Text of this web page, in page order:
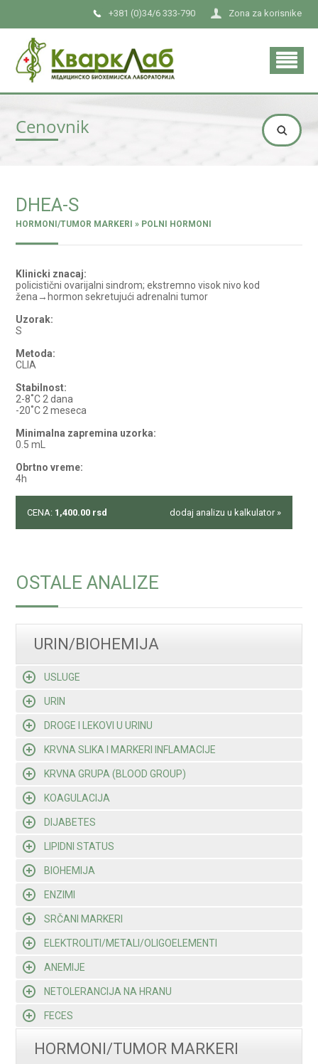
Zona za korisnike
+381 (0)34/6 333-790
Cenovnik
DHEA-S
HORMONI/TUMOR MARKERI » POLNI HORMONI
Klinicki znacaj:
policistični ovarijalni sindrom; ekstremno visok nivo kod
žena→hormon sekretujući adrenalni tumor
Uzorak:
S
Metoda:
CLIA
Stabilnost:
2-8˚C 2 dana
-20˚C 2 meseca
Minimalna zapremina uzorka:
0.5 mL
Obrtno vreme:
4h
CENA: 1,400.00 rsd dodaj analizu u kalkulator »
OSTALE ANALIZE
URIN/BIOHEMIJA
USLUGE
URIN
DROGE I LEKOVI U URINU
KRVNA SLIKA I MARKERI INFLAMACIJE
KRVNA GRUPA (BLOOD GROUP)
KOAGULACIJA
DIJABETES
LIPIDNI STATUS
BIOHEMIJA
ENZIMI
SRČANI MARKERI
ELEKTROLITI/METALI/OLIGOELEMENTI
ANEMIJE
NETOLERANCIJA NA HRANU
FECES
HORMONI/TUMOR MARKERI